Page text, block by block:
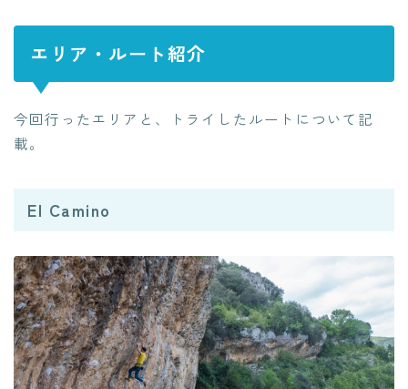
エリア・ルート紹介
今回行ったエリアと、トライしたルートについて記
載。
El Camino